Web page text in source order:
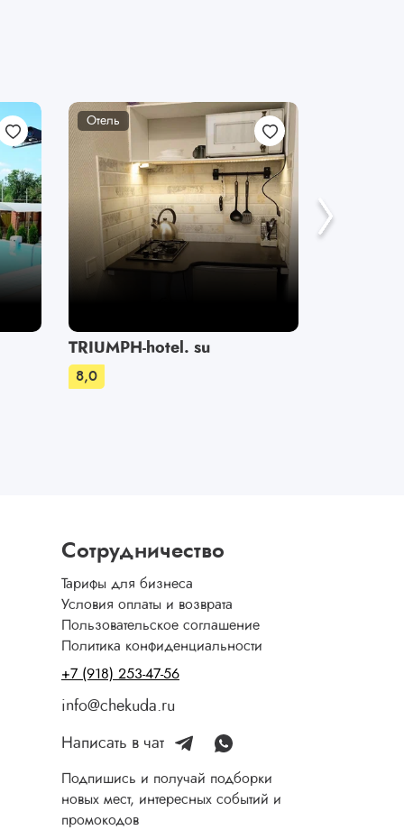
Отель
TRIUMPH-hotel. su
8,0
Сотрудничество
Тарифы для бизнеса
Условия оплаты и возврата
Пользовательское соглашение
Политика конфиденциальности
+7 (918) 253-47-56
info@chekuda.ru
Написать в чат
Подпишись и получай подборки
новых мест, интересных событий и
промокодов